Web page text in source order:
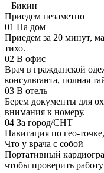
Бикин
Приедем незаметно
01 На дом
Приедем за 20 минут,
тихо.
02 В офис
Врач в гражданской
консультанта, полная
03 В отель
Берем документы для
внимания к номеру.
04 За город/СНТ
Навигация по гео-
Что у врача с собой
Портативный
чтобы проверить